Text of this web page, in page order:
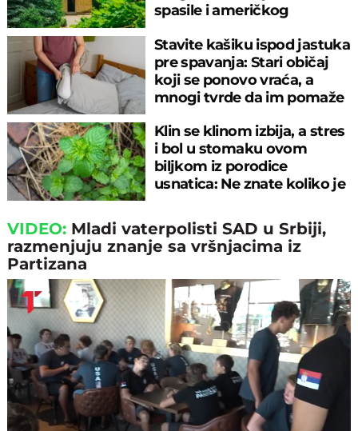
spasile i američkog
Stavite kašiku ispod jastuka
pre spavanja: Stari običaj
koji se ponovo vraća, a
mnogi tvrde da im pomaže
Klin se klinom izbija, a stres
i bol u stomaku ovom
biljkom iz porodice
usnatica: Ne znate koliko je
VIDEO: Mladi vaterpolisti SAD u Srbiji,
razmenjuju znanje sa vršnjacima iz
Partizana